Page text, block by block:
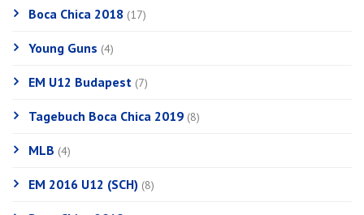
Boca Chica 2018 (17)
Young Guns (4)
EM U12 Budapest (7)
Tagebuch Boca Chica 2019 (8)
MLB (4)
EM 2016 U12 (SCH) (8)